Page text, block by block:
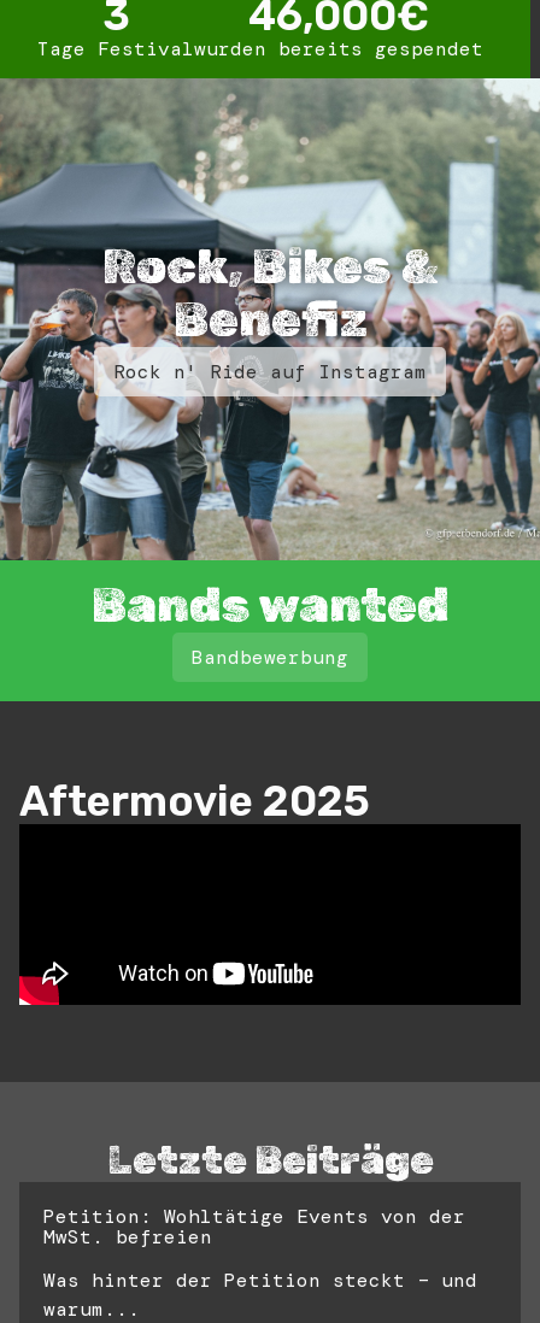
Tage Festival
3
wurden bereits gespendet
46,000€
Rock, Bikes &
Benefiz
Rock n' Ride auf Instagram
Bands wanted
Bandbewerbung
Aftermovie 2025
Letzte Beiträge
Petition: Wohltätige Events von der
MwSt. befreien
Was hinter der Petition steckt – und
warum...